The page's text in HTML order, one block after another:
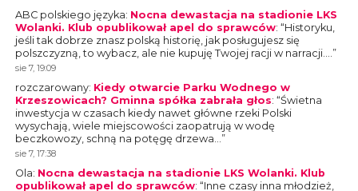
ABC polskiego języka: Nocna dewastacja na stadionie LKS
Wolanki. Klub opublikował apel do sprawców: “Historyku,
jeśli tak dobrze znasz polską historię, jak posługujesz się
polszczyzną, to wybacz, ale nie kupuję Twojej racji w narracji.…”
sie 7, 19:09
rozczarowany: Kiedy otwarcie Parku Wodnego w
Krzeszowicach? Gminna spółka zabrała głos: “Świetna
inwestycja w czasach kiedy nawet główne rzeki Polski
wysychają, wiele miejscowości zaopatrują w wodę
beczkowozy, schną na potęgę drzewa…”
sie 7, 17:38
Ola: Nocna dewastacja na stadionie LKS Wolanki. Klub
opublikował apel do sprawców: “Inne czasy inna młodzież,